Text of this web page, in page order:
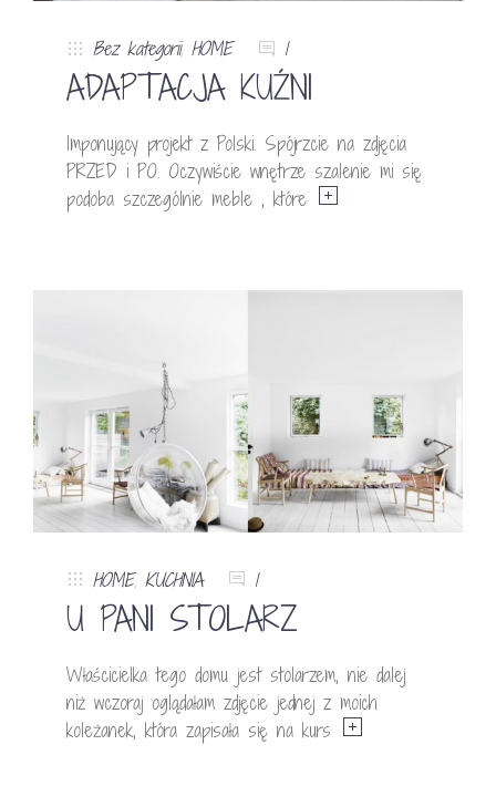
Bez kategorii, HOME 1
ADAPTACJA KUŹNI
Imponujący projekt z Polski. Spójrzcie na zdjęcia
PRZED i PO. Oczywiście wnętrze szalenie mi się
podoba szczególnie meble , które
HOME, KUCHNIA 1
U PANI STOLARZ
Właścicielka tego domu jest stolarzem, nie dalej
niż wczoraj oglądałam zdjęcie jednej z moich
koleżanek, która zapisała się na kurs